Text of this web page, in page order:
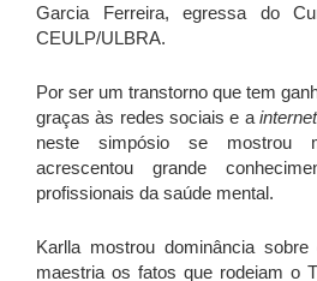
Garcia Ferreira, egressa do
CEULP/ULBRA.
Por ser um transtorno que tem
graças às redes sociais e a internet
neste simpósio se mostrou
acrescentou grande
profissionais da saúde mental.
Karlla mostrou dominância
maestria os fatos que rodeiam o